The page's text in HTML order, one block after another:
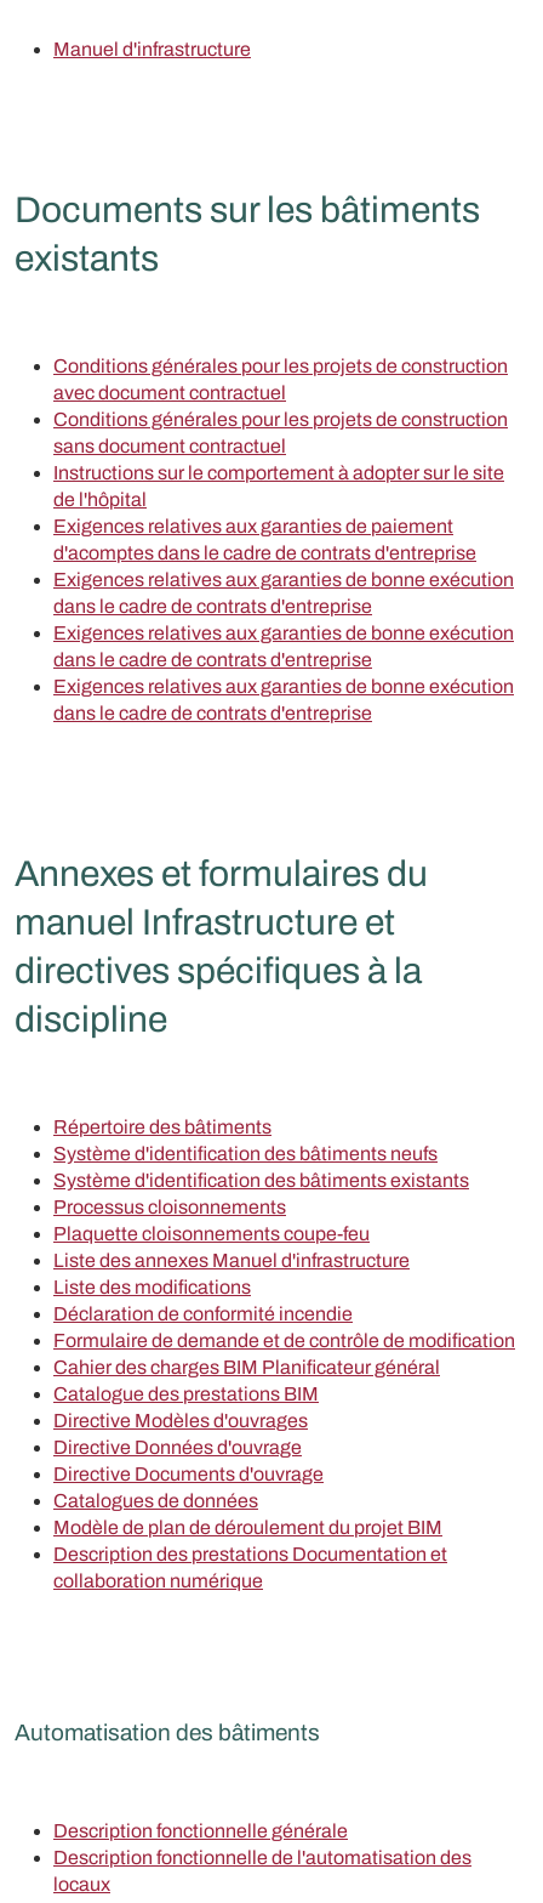
Manuel d'infrastructure
Documents sur les bâtiments
existants
Conditions générales pour les projets de construction
avec document contractuel
Conditions générales pour les projets de construction
sans document contractuel
Instructions sur le comportement à adopter sur le site
de l'hôpital
Exigences relatives aux garanties de paiement
d'acomptes dans le cadre de contrats d'entreprise
Exigences relatives aux garanties de bonne exécution
dans le cadre de contrats d'entreprise
Exigences relatives aux garanties de bonne exécution
dans le cadre de contrats d'entreprise
Exigences relatives aux garanties de bonne exécution
dans le cadre de contrats d'entreprise
Annexes et formulaires du
manuel Infrastructure et
directives spécifiques à la
discipline
Répertoire des bâtiments
Système d'identification des bâtiments neufs
Système d'identification des bâtiments existants
Processus cloisonnements
Plaquette cloisonnements coupe-feu
Liste des annexes Manuel d'infrastructure
Liste des modifications
Déclaration de conformité incendie
Formulaire de demande et de contrôle de modification
Cahier des charges BIM Planificateur général
Catalogue des prestations BIM
Directive Modèles d'ouvrages
Directive Données d'ouvrage
Directive Documents d'ouvrage
Catalogues de données
Modèle de plan de déroulement du projet BIM
Description des prestations Documentation et
collaboration numérique
Automatisation des bâtiments
Description fonctionnelle générale
Description fonctionnelle de l'automatisation des
locaux